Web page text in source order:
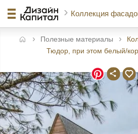
Коллекция
Полезные материалы
Тюдор, при этом белый/